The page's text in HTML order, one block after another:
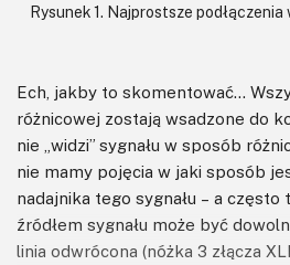
Rysunek 1. Najprostsze
Ech, jakby to skomentować…
różnicowej zostają wsadzone do
nie „widzi” sygnału w sposób
nie mamy pojęcia w jaki sposób
nadajnika tego sygnału – a często
źródłem sygnału może być
linia odwrócona (nóżka 3 złącza